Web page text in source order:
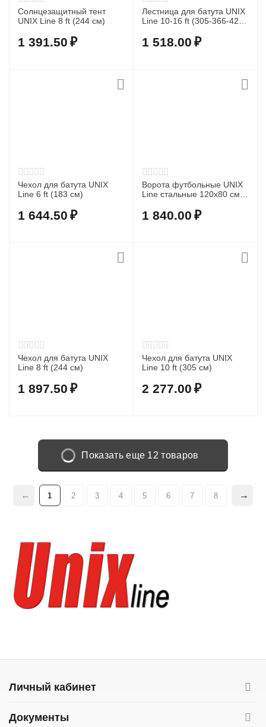
Солнцезащитный тент
UNIX Line 8 ft (244 см)
1 391.50 ₽
Лестница для батута UNIX
Line 10-16 ft (305-366-426-
1 518.00 ₽
Чехол для батута UNIX
Line 6 ft (183 см)
1 644.50 ₽
Ворота футбольные UNIX
Line стальные 120x80 см
1 840.00 ₽
Чехол для батута UNIX
Line 8 ft (244 см)
1 897.50 ₽
Чехол для батута UNIX
Line 10 ft (305 см)
2 277.00 ₽
Показать еще 12 товаров
1 2 3 4 5 6 7 8
Личный кабинет
Документы